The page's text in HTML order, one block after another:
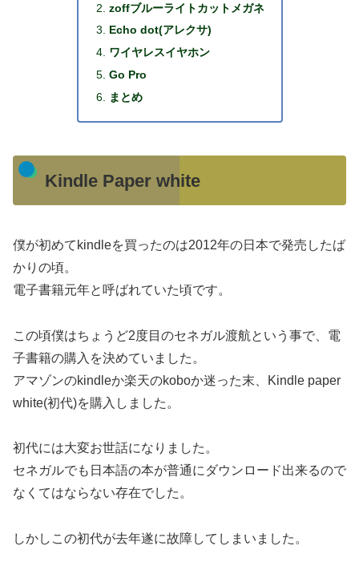
zoffブルーライトカットメガネ
Echo dot(アレクサ)
ワイヤレスイヤホン
Go Pro
まとめ
Kindle Paper white
僕が初めてkindleを買ったのは2012年の日本で発売したば
かりの頃。
電子書籍元年と呼ばれていた頃です。
この頃僕はちょうど2度目のセネガル渡航という事で、電
子書籍の購入を決めていました。
アマゾンのkindleか楽天のkoboか迷った末、Kindle paper
white(初代)を購入しました。
初代には大変お世話になりました。
セネガルでも日本語の本が普通にダウンロード出来るので
なくてはならない存在でした。
しかしこの初代が去年遂に故障してしまいました。